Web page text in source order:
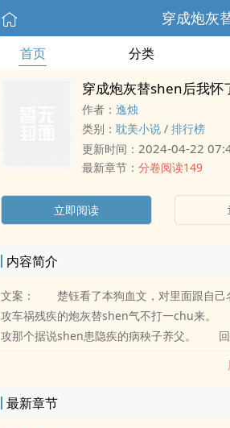
穿成炮灰
首页 分类
穿成炮灰替shen后我怀
作者： 逸烛
类别： 耽美小说 / 排行榜
更新时间： 2024-04-22
最新章节： 分卷阅读149
立即阅读
内容简介
文案： 楚钰看了本狗血文，对里面跟自己
攻车祸残疾的炮灰替shen气不打一chu来
攻那个据说shen患隐疾的病秧子养父。 回
怀疑人生：这算哪门子的shen患隐疾啊
久，更让他怀疑人生的事qing出现了——
能不能靠点谱？感qingshen患隐疾的这个
最新章节